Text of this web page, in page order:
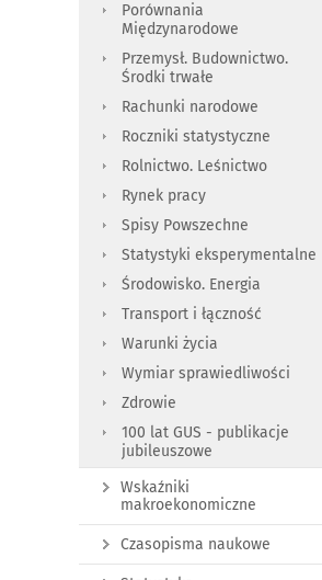
Porównania
Międzynarodowe
Przemysł. Budownictwo.
Środki trwałe
Rachunki narodowe
Roczniki statystyczne
Rolnictwo. Leśnictwo
Rynek pracy
Spisy Powszechne
Statystyki eksperymentalne
Środowisko. Energia
Transport i łączność
Warunki życia
Wymiar sprawiedliwości
Zdrowie
100 lat GUS - publikacje
jubileuszowe
Wskaźniki
makroekonomiczne
Czasopisma naukowe